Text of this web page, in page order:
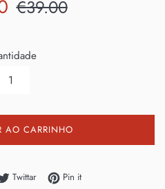
€39.00
AO CARRINHO
no Facebook
TwittarTwittar no Twitter
Pin itAdicione no Pinterest